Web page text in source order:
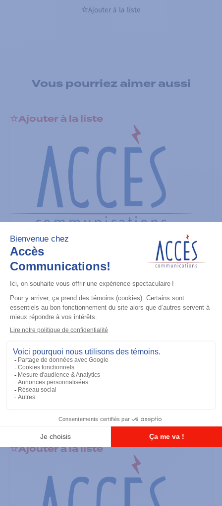
Ajouter à la liste
Vous pourriez aimer aussi
Ajouter à la liste
Batteries
TIA IMPRES Low Volt 2900 mAh
Ajouter à la liste
TIA IMPRES Low Volt 2900 mAh
Ajouter à la liste